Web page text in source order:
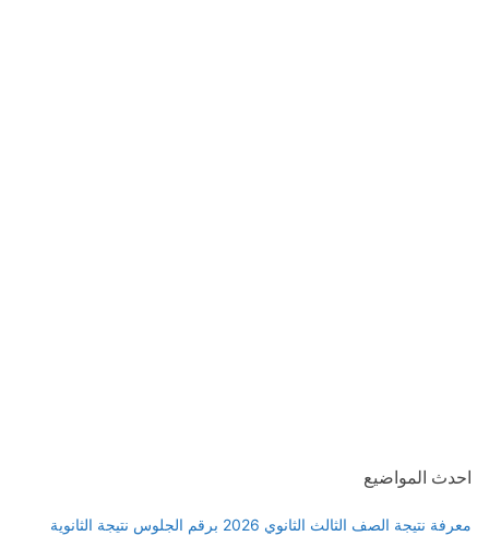
احدث المواضيع
معرفة نتيجة الصف الثالث الثانوي 2026 برقم الجلوس نتيجة الثانوية